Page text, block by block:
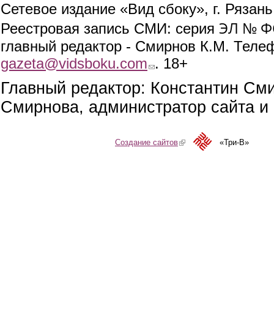
Сетевое издание «Вид сбоку», г.
Реестровая запись СМИ: серия ЭЛ №
главный редактор - Смирнов К.М.
gazeta@vidsboku.com (link sends e-mail)
. 18+
Главный редактор: Константин
Смирнова, администратор сайта
Создание сайтов(link is external)«Три-В»